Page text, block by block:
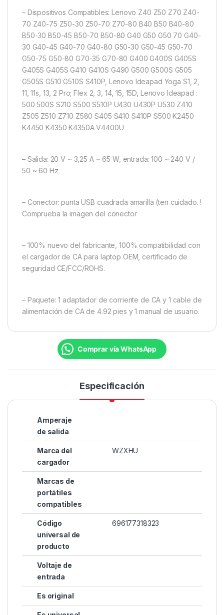
– Dispositivos Compatibles: Lenovo Z40 Z50 Z70 Z40-
70 Z40-75 Z50-30 Z50-70 Z70-80 B40 B50 B40-80
B50-30 B50-45 B50-70 B50-80 G40 G50 G50 70 G40-
30 G40-45 G40-70 G40-80 G50-30 G50-45 G50-70
G50-75 G50-80 G70-35 G70-80 G400 G400S G405S
G405S G405S G410 G410S G490 G500 G500S G505
G505S G510 G510S S410P, Lenovo Ideapad Yoga S1, 2,
11, 11s, 13, 2 Pro; Flex 2, 3, 14, 15, 15D, Lenovo Ideapad :
500 500S S210 S500 S510P U430 U430P U530 Z410
Z505 Z510 Z710 Z580 S405 S410 S410P S500 K2450
K4450 K4350 K4350A V4400U
– Salida: 20 V ~ 3,25 A ~ 65 W, entrada: 100 ~ 240 V /
50 ~ 60 Hz
– Conector: punta USB cuadrada amarilla (ten cuidado. !
Comprueba la imagen del conector
– 100% nuevo del fabricante, 100% compatibilidad con
el cargador de CA para laptop OEM, certificado de
seguridad CE/FCC/ROHS.
– Paquete: 1 adaptador de corriente de CA y 1 cable de
alimentación de CA de 4.92 pies y 1 manual de usuario.
Comprar vía WhatsApp
Especificación
Amperaje
de salida
Marca del
cargador
WZXHU
Marcas de
portátiles
compatibles
Código
universal de
producto
696177318323
Voltaje de
entrada
Es original